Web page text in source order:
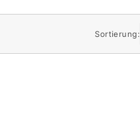
Sortierung: